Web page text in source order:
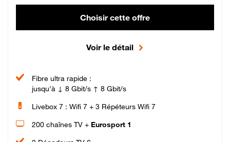
Choisir cette offre
Voir le détail
Fibre ultra rapide :
jusqu'à ↓ 8 Gbit/s ↑ 8 Gbit/s
Livebox 7 : Wifi 7 + 3 Répéteurs Wifi 7
200 chaînes TV + Eurosport 1